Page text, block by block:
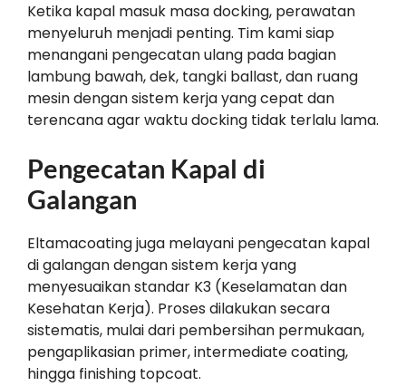
Ketika kapal masuk masa docking, perawatan
menyeluruh menjadi penting. Tim kami siap
menangani pengecatan ulang pada bagian
lambung bawah, dek, tangki ballast, dan ruang
mesin dengan sistem kerja yang cepat dan
terencana agar waktu docking tidak terlalu lama.
Pengecatan Kapal di
Galangan
Eltamacoating juga melayani pengecatan kapal
di galangan dengan sistem kerja yang
menyesuaikan standar K3 (Keselamatan dan
Kesehatan Kerja). Proses dilakukan secara
sistematis, mulai dari pembersihan permukaan,
pengaplikasian primer, intermediate coating,
hingga finishing topcoat.